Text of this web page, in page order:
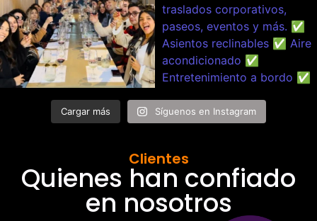
Cargar más Síguenos en Instagram
Clientes
Quienes han confiado
en nosotros